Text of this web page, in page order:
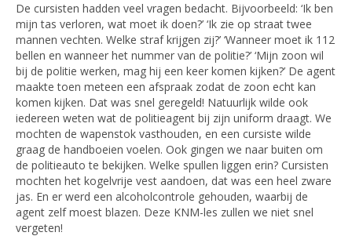
De cursisten hadden veel vragen bedacht. Bijvoorbeeld: ‘Ik ben
mijn tas verloren, wat moet ik doen?’ ‘Ik zie op straat twee
mannen vechten. Welke straf krijgen zij?’ ‘Wanneer moet ik 112
bellen en wanneer het nummer van de politie?’ ‘Mijn zoon wil
bij de politie werken, mag hij een keer komen kijken?’ De agent
maakte toen meteen een afspraak zodat de zoon echt kan
komen kijken. Dat was snel geregeld! Natuurlijk wilde ook
iedereen weten wat de politieagent bij zijn uniform draagt. We
mochten de wapenstok vasthouden, en een cursiste wilde
graag de handboeien voelen. Ook gingen we naar buiten om
de politieauto te bekijken. Welke spullen liggen erin? Cursisten
mochten het kogelvrije vest aandoen, dat was een heel zware
jas. En er werd een alcoholcontrole gehouden, waarbij de
agent zelf moest blazen. Deze KNM-les zullen we niet snel
vergeten!